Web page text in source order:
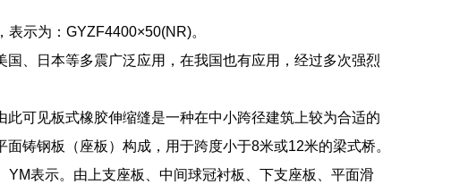
示为：GYZF4400×50(NR)。
、日本等多震广泛应用，在我国也有应用，经过多次强烈
可见板式橡胶伸缩缝是一种在中小跨径建筑上较为合适的
铸钢板（座板）构成，用于跨度小于8米或12米的梁式桥。
表示。由上支座板、中间球冠衬板、下支座板、平面滑